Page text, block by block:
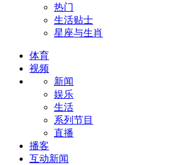
热门
生活贴士
星座与生肖
体育
视频
新闻
娱乐
生活
系列节目
直播
播客
互动新闻